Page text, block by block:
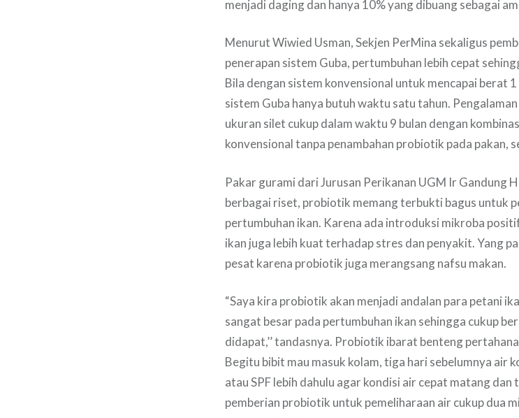
menjadi daging dan hanya 10% yang dibuang sebagai
Menurut Wiwied Usman, Sekjen PerMina sekaligus
penerapan sistem Guba, pertumbuhan lebih cepat
Bila dengan sistem konvensional untuk mencapai berat
sistem Guba hanya butuh waktu satu tahun.
ukuran silet cukup dalam waktu 9 bulan dengan
konvensional tanpa penambahan probiotik pada pakan,
Pakar gurami dari Jurusan Perikanan UGM Ir Gandung
berbagai riset, probiotik memang terbukti bagus untuk
pertumbuhan ikan. Karena ada introduksi mikroba
ikan juga lebih kuat terhadap stres dan penyakit. Yang
pesat karena probiotik juga merangsang nafsu makan.
“Saya kira probiotik akan menjadi andalan para petani
sangat besar pada pertumbuhan ikan sehingga cukup
didapat,’’ tandasnya. Probiotik ibarat benteng
Begitu bibit mau masuk kolam, tiga hari sebelumnya air
atau SPF lebih dahulu agar kondisi air cepat matang
pemberian probiotik untuk pemeliharaan air cukup dua